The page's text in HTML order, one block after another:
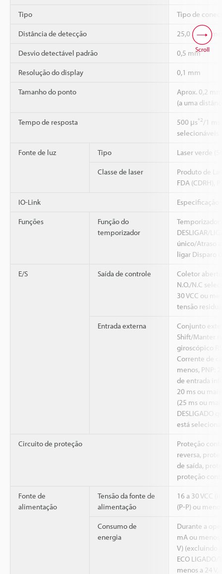
Tipo Tipo de
Distância de detecção 25,0 a 50,0
Desvio detectável padrão 0,5 mm
Resolução do display 0,1 mm
Tamanho do ponto
Aprox. 0,2
(a uma
Tempo de resposta 500 μs*2/1
selecionáveis
Fonte de luz Tipo Laser verde
Classe de laser
Produto de
FDA (CDRH),
IO-Link Especificação
Funções
Função do
temporizador
Temporizador
DESLIGAR/
único/Atraso
ligar Disparo
E/S Saída de controle
Coletor
N.O./N.C
30 VCC ou
tensão
Entrada externa
Conjunto
Shift/Manter
giroscópico
Corrente de
menos, PNP:
de entrada
20 ms ou
(25 ms ou
DESLIGADO
está
Circuito de proteção
Proteção
reversa,
de saída,
proteção
Fonte de
alimentação
Tensão da fonte de
alimentação
16 a 30 VCC
(P-P) ou
Consumo de
energia
Durante a
mA ou menos
V) (excluindo
ECO
menos a 24
Scroll